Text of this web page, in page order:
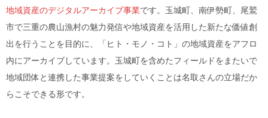
地域資産のデジタルアーカイブ事業です。玉城町、南伊勢町、尾鷲
市で三重の農山漁村の魅力発信や地域資産を活用した新たな価値創
出を行うことを目的に、「ヒト・モノ・コト」の地域資産をアフロ
内にアーカイブしています。玉城町を含めたフィールドをまたいで
地域団体と連携した事業提案をしていくことは名取さんの立場だか
らこそできる形です。